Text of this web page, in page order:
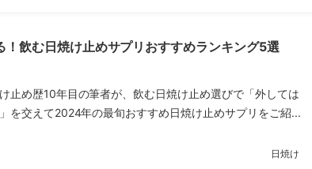
！飲む日焼け止めサプリおすすめランキング5選
止め歴10年目の筆者が、飲む日焼け止め選びで「外しては
を交えて2024年の最旬おすすめ日焼け止めサプリをご紹...
日焼け